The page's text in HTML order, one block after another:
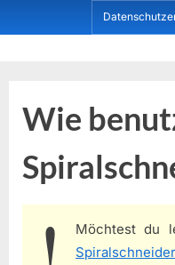
to
Wie
Möchtest du
Spiralschneider